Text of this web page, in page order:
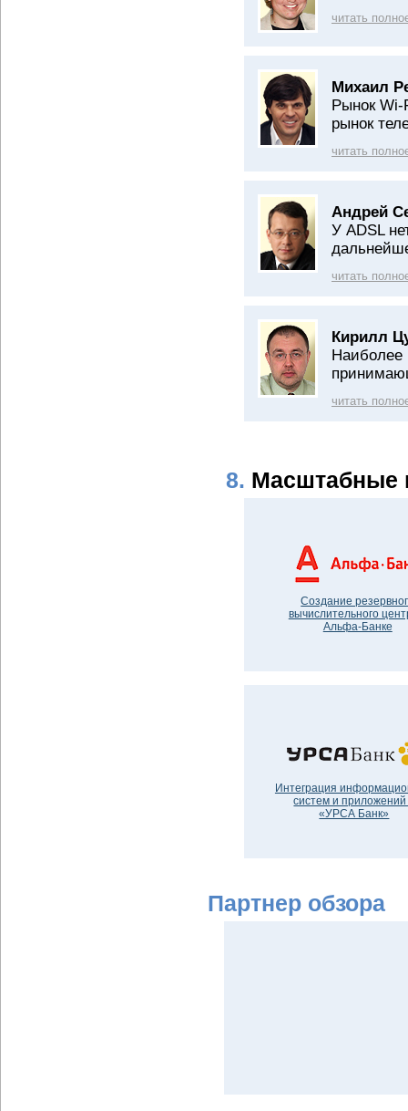
читать
Михаил
Рынок
рынок
читать
Андрей
У ADSL
читать
Кирилл
Наиболее
читать
8. Масштабные
Создание
вычислительного
Альфа-Банке
Интеграция
систем и приложений
«УРСА Банк»
Партнер обзора